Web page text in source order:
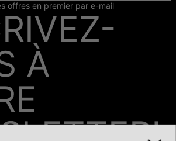
offres en premier par e-mail
À